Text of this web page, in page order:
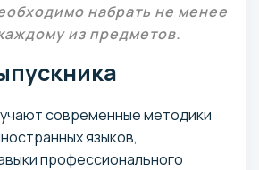
набрать не менее
из предметов.
современные методики
языков,
профессионального